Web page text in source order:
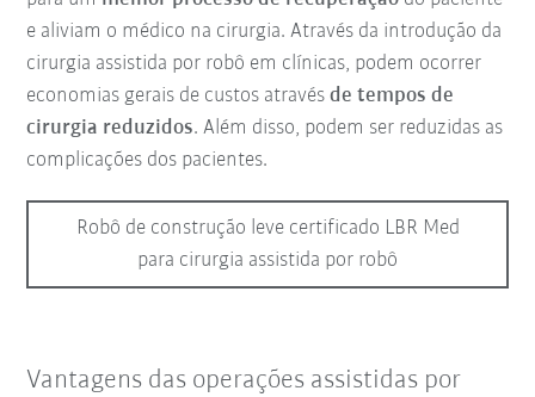
e aliviam o médico na cirurgia. Através da introdução da
cirurgia assistida por robô em clínicas, podem ocorrer
economias gerais de custos através de tempos de
cirurgia reduzidos. Além disso, podem ser reduzidas as
complicações dos pacientes.
Robô de construção leve certificado LBR Med
para cirurgia assistida por robô
Vantagens das operações assistidas por